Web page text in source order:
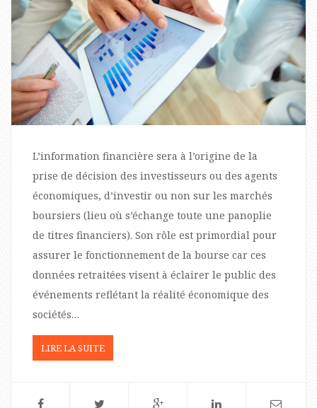
L’information financière sera à l’origine de la
prise de décision des investisseurs ou des agents
économiques, d’investir ou non sur les marchés
boursiers (lieu où s’échange toute une panoplie
de titres financiers). Son rôle est primordial pour
assurer le fonctionnement de la bourse car ces
données retraitées visent à éclairer le public des
événements reflétant la réalité économique des
sociétés…
LIRE LA SUITE